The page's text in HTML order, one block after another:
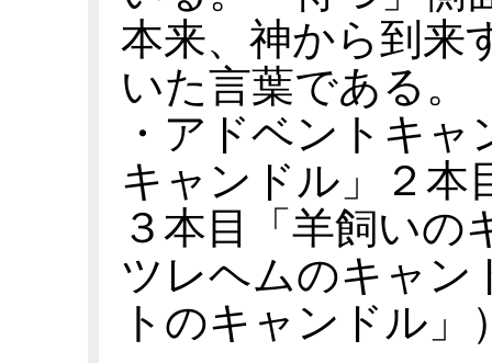
本来、神から到来
いた言葉である。
・アドベントキ
キャンドル」２本
３本目「羊飼いの
ツレヘムのキャン
トのキャンドル」